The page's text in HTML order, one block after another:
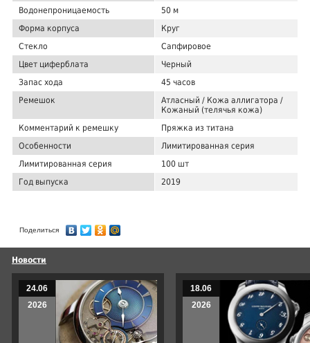
Водонепроницаемость
50 м
Форма корпуса
Круг
Стекло
Сапфировое
Цвет циферблата
Черный
Запас хода
45 часов
Ремешок
Атласный / Кожа аллигатора /
Кожаный (телячья кожа)
Комментарий к ремешку
Пряжка из титана
Особенности
Лимитированная серия
Лимитированная серия
100 шт
Год выпуска
2019
Поделиться
Новости
24.06
2026
18.06
2026